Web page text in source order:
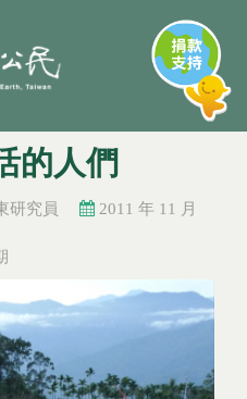
的人們
研究員
2011 年 11 月